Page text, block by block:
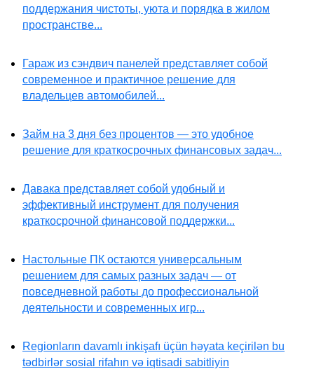
поддержания чистоты, уюта и порядка в жилом
пространстве...
Гараж из сэндвич панелей представляет собой
современное и практичное решение для
владельцев автомобилей...
Займ на 3 дня без процентов — это удобное
решение для краткосрочных финансовых задач...
Давака представляет собой удобный и
эффективный инструмент для получения
краткосрочной финансовой поддержки...
Настольные ПК остаются универсальным
решением для самых разных задач — от
повседневной работы до профессиональной
деятельности и современных игр...
Regionların davamlı inkişafı üçün həyata keçirilən bu
tədbirlər sosial rifahın və iqtisadi sabitliyin